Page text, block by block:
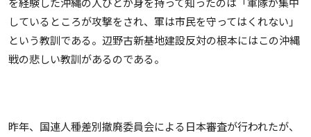
しているところが攻撃をされ、軍は市民を守ってはくれない」
という教訓である。辺野古新基地建設反対の根本にはこの沖縄
戦の悲しい教訓があるのである。
昨年、国連人種差別撤廃委員会による日本審査が行われたが、